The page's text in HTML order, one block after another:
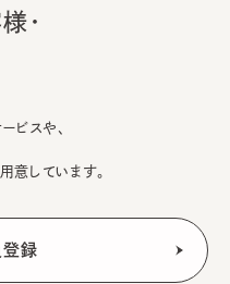
・
ビスや、
意しています。